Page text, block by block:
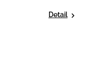
Detail